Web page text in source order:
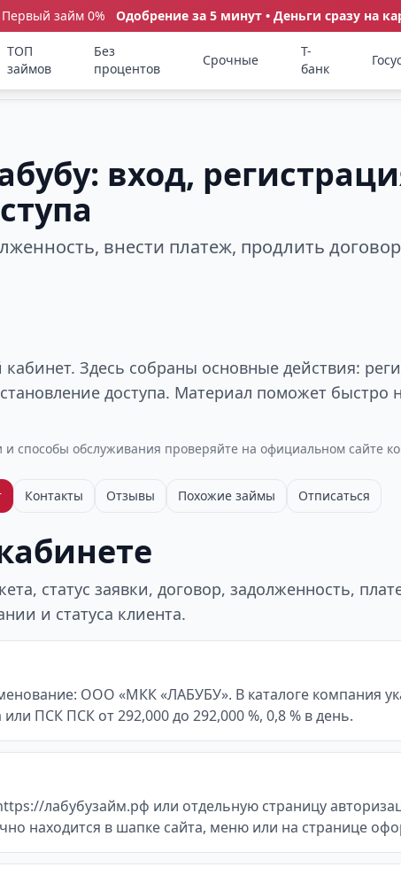
займ 0% Одобрение за 5 минут • Деньги сразу на
ТОП
займов
Без
процентов
Срочные
Т-
банк
вход,
внести платеж, продлить
Здесь собраны основные действия:
доступа. Материал поможет быстро
способы обслуживания проверяйте на официальном сайте
Контакты Отзывы Похожие займы Отписаться
статус заявки, договор, задолженность,
и статуса клиента.
ООО «МКК «ЛАБУБУ». В каталоге компания
ПСК ПСК от 292,000 до 292,000 %, 0,8 % в день.
лабубузайм.рф или отдельную страницу
находится в шапке сайта, меню или на странице